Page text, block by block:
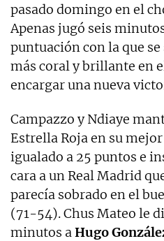
pasado domingo en el
Apenas jugó seis
puntuación con la que
más coral y brillante en
encargar una nueva
Campazzo y Ndiaye
Estrella Roja en su
igualado a 25 puntos e
cara a un Real Madrid
parecía sobrado en el
(71-54). Chus Mateo le
minutos aHugo